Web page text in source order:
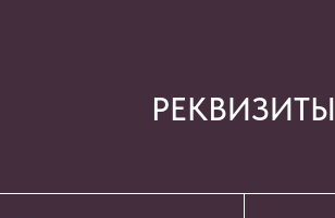
РЕКВИЗИТЫ